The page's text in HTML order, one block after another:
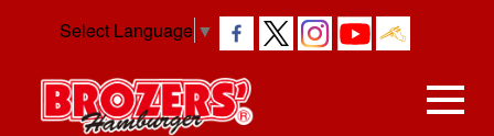
Select Language ▼